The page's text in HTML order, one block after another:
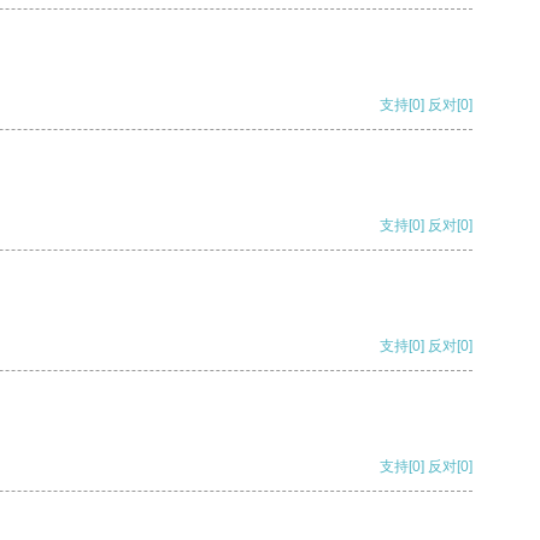
支持[0] 反对[0]
支持[0] 反对[0]
支持[0] 反对[0]
支持[0] 反对[0]